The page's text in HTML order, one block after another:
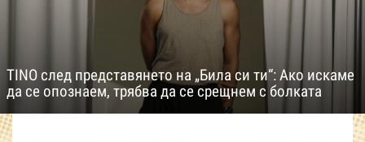
TINO след представянето на „Била си ти“: Ако искаме
да се опознаем, трябва да се срещнем с болката